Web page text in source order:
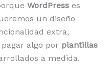
WordPresses
un diseño
extra,
algo por plantillas
a medida.